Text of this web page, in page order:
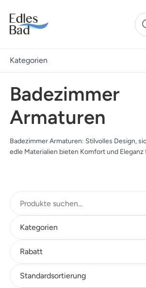
Kategorien
Badezimmer
Armaturen
Badezimmer Armaturen: Stilvolles Design,
edle Materialien bieten Komfort und Eleganz
Kategorien
Rabatt
Standardsortierung